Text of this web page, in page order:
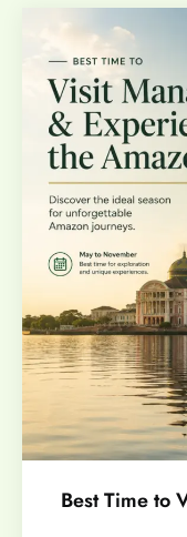
Best Time to